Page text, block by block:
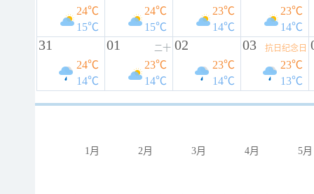
24℃
15℃
24℃
15℃
23℃
14℃
23℃
14℃
31
24℃
14℃
01 二十
23℃
14℃
02
23℃
14℃
03 抗日纪念日
23℃
13℃
1月 2月 3月 4月 5月